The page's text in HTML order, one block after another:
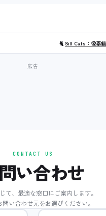
🐈Sill Cats：像素貓
CONTACT US
い合わせ
て、最適な窓口にご案内します。
問い合わせ元をお選びください。